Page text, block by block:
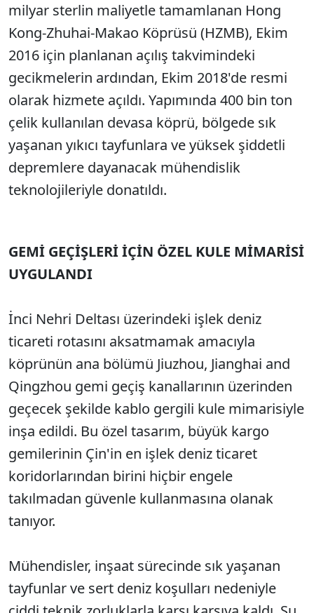
milyar sterlin maliyetle tamamlanan Hong
Kong-Zhuhai-Makao Köprüsü (HZMB), Ekim
2016 için planlanan açılış takvimindeki
gecikmelerin ardından, Ekim 2018'de resmi
olarak hizmete açıldı. Yapımında 400 bin ton
çelik kullanılan devasa köprü, bölgede sık
yaşanan yıkıcı tayfunlara ve yüksek şiddetli
depremlere dayanacak mühendislik
teknolojileriyle donatıldı.
GEMİ GEÇİŞLERİ İÇİN ÖZEL KULE MİMARİSİ
UYGULANDI
İnci Nehri Deltası üzerindeki işlek deniz
ticareti rotasını aksatmamak amacıyla
köprünün ana bölümü Jiuzhou, Jianghai and
Qingzhou gemi geçiş kanallarının üzerinden
geçecek şekilde kablo gergili kule mimarisiyle
inşa edildi. Bu özel tasarım, büyük kargo
gemilerinin Çin'in en işlek deniz ticaret
koridorlarından birini hiçbir engele
takılmadan güvenle kullanmasına olanak
tanıyor.
Mühendisler, inşaat sürecinde sık yaşanan
tayfunlar ve sert deniz koşulları nedeniyle